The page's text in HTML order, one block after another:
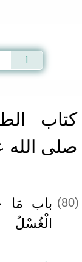
كتاب
صلى الله
(80) باب مَا
الْغُسْلُ